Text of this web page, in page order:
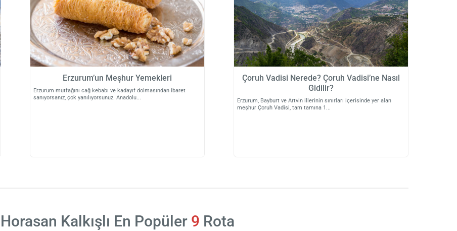
Erzurum’un Meşhur Yemekleri
Erzurum mutfağını cağ kebabı ve kadayıf dolmasından ibaret
sanıyorsanız, çok yanılıyorsunuz. Anadolu
Çoruh Vadisi Nerede? Çoruh Vadisi’ne Nasıl
Gidilir?
Erzurum, Bayburt ve Artvin illerinin sınırları içerisinde yer alan
meşhur Çoruh Vadisi, tam tamına 1
Horasan Kalkışlı En Popüler 9 Rota